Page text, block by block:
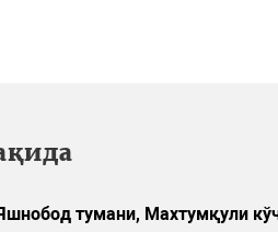
тумани, Махтумқули